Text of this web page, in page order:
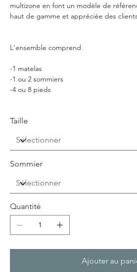
multizone en font un modèle de
haut de gamme et appréciée des
L'ensemble comprend
-1 matelas
-1 ou 2 sommiers
-4 ou 8 pieds
Taille
Sommier
Quantité
Ajouter au